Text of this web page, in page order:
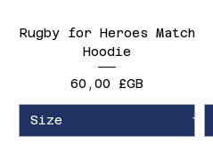
Rugby for Heroes Match
Hoodie
Prix
60,00 £GB